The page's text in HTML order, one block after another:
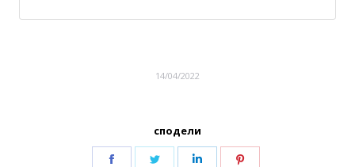
14/04/2022
сподели